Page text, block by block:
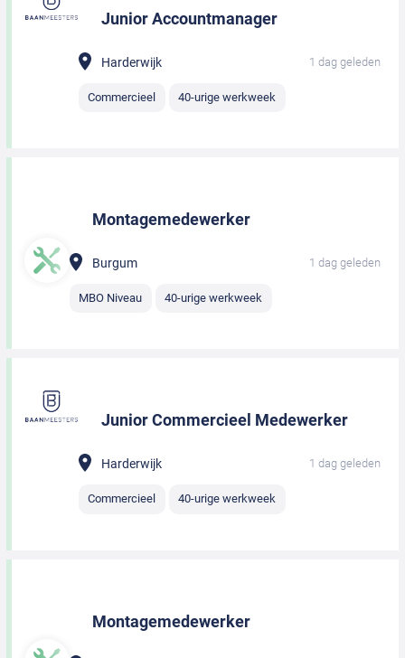
Junior Accountmanager
Harderwijk 1 dag geleden
Commercieel 40-urige werkweek
Montagemedewerker
Burgum 1 dag geleden
MBO Niveau 40-urige werkweek
Junior Commercieel Medewerker
Harderwijk 1 dag geleden
Commercieel 40-urige werkweek
Montagemedewerker